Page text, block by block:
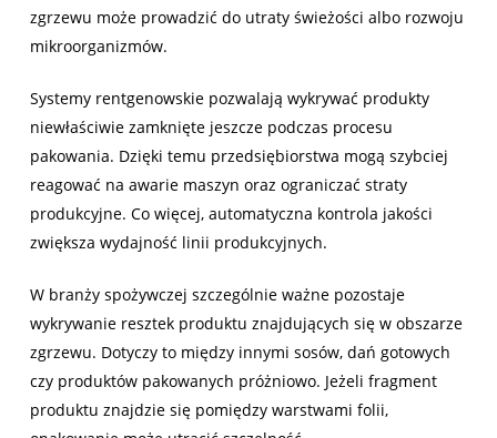
zgrzewu może prowadzić do utraty świeżości albo rozwoju
mikroorganizmów.
Systemy rentgenowskie pozwalają wykrywać produkty
niewłaściwie zamknięte jeszcze podczas procesu
pakowania. Dzięki temu przedsiębiorstwa mogą szybciej
reagować na awarie maszyn oraz ograniczać straty
produkcyjne. Co więcej, automatyczna kontrola jakości
zwiększa wydajność linii produkcyjnych.
W branży spożywczej szczególnie ważne pozostaje
wykrywanie resztek produktu znajdujących się w obszarze
zgrzewu. Dotyczy to między innymi sosów, dań gotowych
czy produktów pakowanych próżniowo. Jeżeli fragment
produktu znajdzie się pomiędzy warstwami folii,